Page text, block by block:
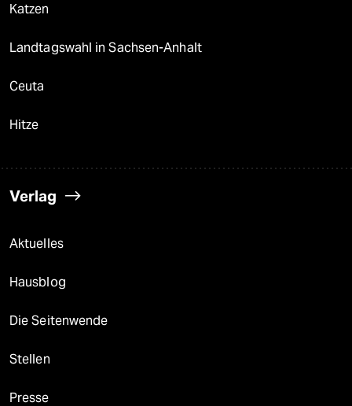
Katzen
Landtagswahl in Sachsen-Anhalt
Ceuta
Hitze
Verlag
Aktuelles
Hausblog
Die Seitenwende
Stellen
Presse